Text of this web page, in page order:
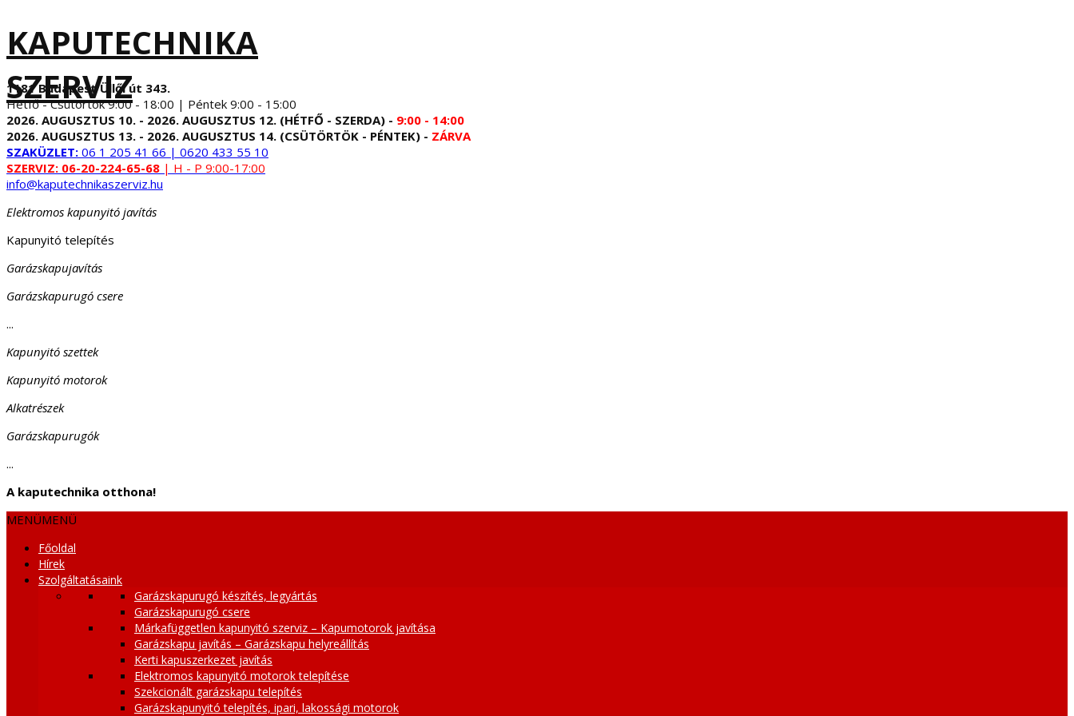
KAPUTECHNIKA
SZERVIZ
1181 Budapest Üllői út 343.
Hétfő - Csütörtök 9:00 - 18:00 | Péntek 9:00 - 15:00
2026. AUGUSZTUS 10. - 2026. AUGUSZTUS 12. (HÉTFŐ - SZERDA) - 9:00 - 14:00
2026. AUGUSZTUS 13. - 2026. AUGUSZTUS 14. (CSÜTÖRTÖK - PÉNTEK) - ZÁRVA
SZAKÜZLET: 06 1 205 41 66 | 0620 433 55 10
SZERVIZ: 06-20-224-65-68 | H - P 9:00-17:00
info@kaputechnikaszerviz.hu
Elektromos kapunyitó javítás
Kapunyitó telepítés
Garázskapujavítás
Garázskapurugó csere
...
Kapunyitó szettek
Kapunyitó motorok
Alkatrészek
Garázskapurugók
...
A kaputechnika otthona!
MENÜMENÜ
Főoldal
Hírek
Szolgáltatásaink
Garázskapurugó készítés, legyártás
Garázskapurugó csere
Márkafüggetlen kapunyitó szerviz – Kapumotorok javítása
Garázskapu javítás – Garázskapu helyreállítás
Kerti kapuszerkezet javítás
Elektromos kapunyitó motorok telepítése
Szekcionált garázskapu telepítés
Garázskapunyitó telepítés, ipari, lakossági motorok